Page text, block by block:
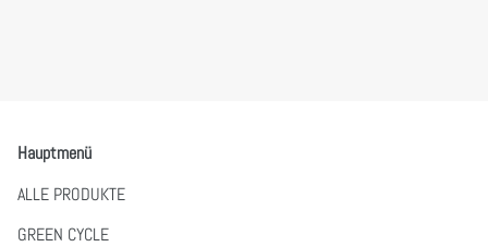
Hauptmenü
ALLE PRODUKTE
GREEN CYCLE